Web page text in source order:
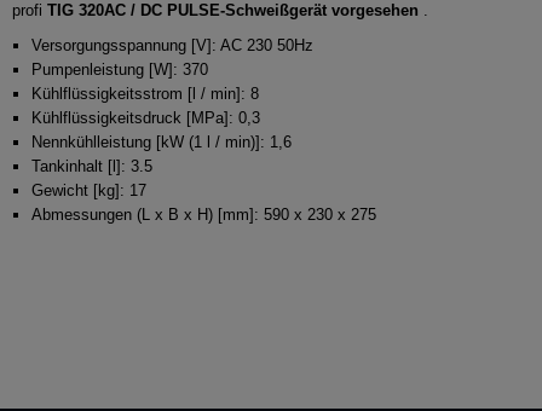
profi TIG 320AC / DC PULSE-Schweißgerät vorgesehen .
Versorgungsspannung [V]: AC 230 50Hz
Pumpenleistung [W]: 370
Kühlflüssigkeitsstrom [l / min]: 8
Kühlflüssigkeitsdruck [MPa]: 0,3
Nennkühlleistung [kW (1 l / min)]: 1,6
Tankinhalt [l]: 3.5
Gewicht [kg]: 17
Abmessungen (L x B x H) [mm]: 590 x 230 x 275